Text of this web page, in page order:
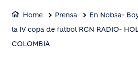
Home Prensa
En Nobsa-
la IV copa de futbol RCN RADIO-
COLOMBIA